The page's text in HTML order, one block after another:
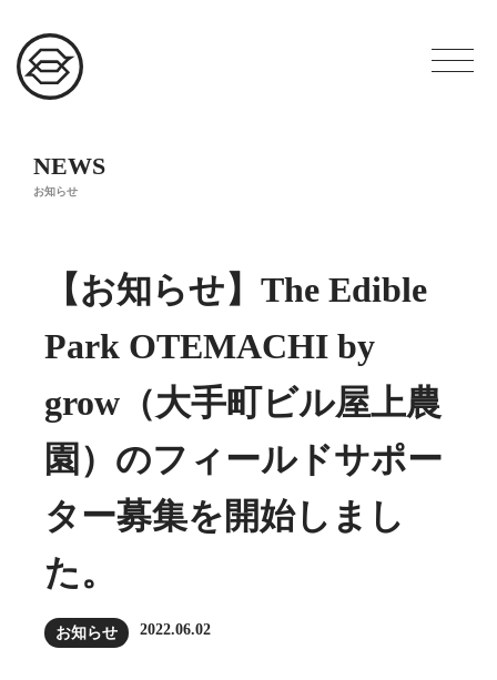
NEWS
お知らせ
【お知らせ】The Edible
Park OTEMACHI by
grow（大手町ビル屋上農
園）のフィールドサポー
ター募集を開始しまし
た。
お知らせ 2022.06.02